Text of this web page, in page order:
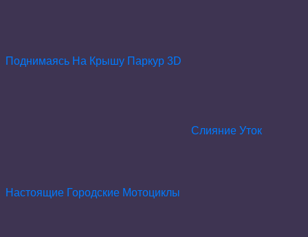
Поднимаясь На Крышу Паркур 3D
Настоящие Городские Мотоциклы
Слияние Уток